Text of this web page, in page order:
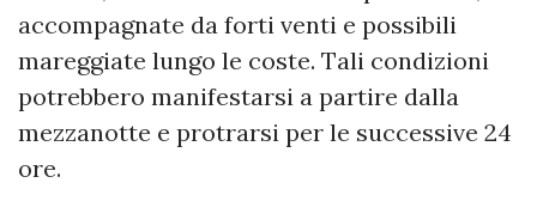
accompagnate da forti venti e possibili
mareggiate lungo le coste. Tali condizioni
potrebbero manifestarsi a partire dalla
mezzanotte e protrarsi per le successive 24
ore.